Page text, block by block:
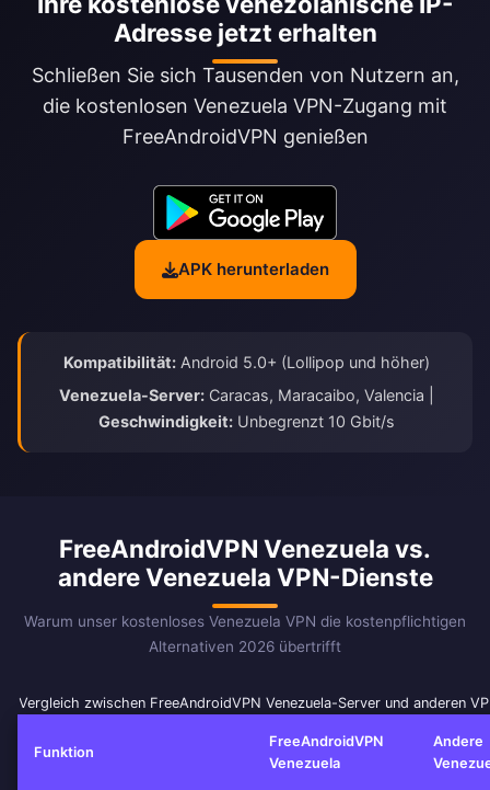
Adresse jetzt erhalten
Schließen Sie sich Tausenden von Nutzern an,
die kostenlosen Venezuela VPN-Zugang mit
FreeAndroidVPN genießen
APK herunterladen
Kompatibilität: Android 5.0+ (Lollipop und höher)
Venezuela-Server: Caracas, Maracaibo, Valencia |
Geschwindigkeit: Unbegrenzt 10 Gbit/s
FreeAndroidVPN Venezuela vs.
andere Venezuela VPN-Dienste
Warum unser kostenloses Venezuela VPN die kostenpflichtigen
Alternativen 2026 übertrifft
Vergleich zwischen FreeAndroidVPN Venezuela-Server und anderen
Funktion
FreeAndroidVPN
Venezuela
Andere